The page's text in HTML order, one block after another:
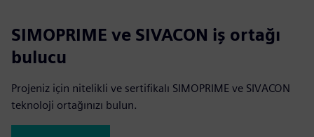
SIMOPRIME ve SIVACON iş ortağı
bulucu
Projeniz için nitelikli ve sertifikalı SIMOPRIME ve SIVACON
teknoloji ortağınızı bulun.